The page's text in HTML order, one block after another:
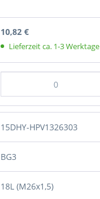
10,82 €
Lieferzeit ca. 1-3 Werktage
15DHY-HPV1326303
BG3
18L (M26x1,5)